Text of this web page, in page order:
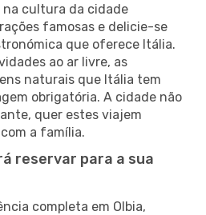
na cultura da cidade
famosas e delicie-se
que oferece Itália.
ao ar livre, as
naturais que Itália tem
obrigatória. A cidade não
quer estes viajem
a família.
reservar para a sua
completa em Olbia,